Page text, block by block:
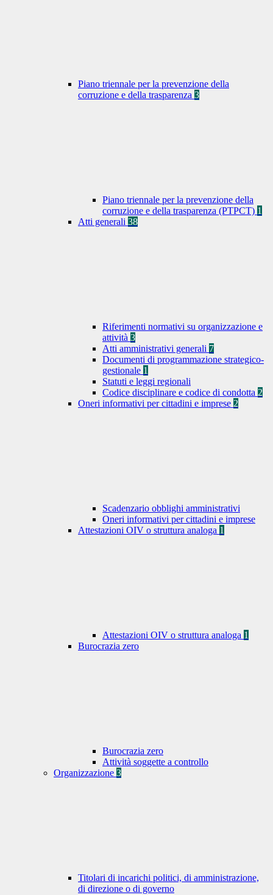
Piano triennale per la prevenzione della
corruzione e della trasparenza 3
Piano triennale per la prevenzione della
corruzione e della trasparenza (PTPCT) 1
Atti generali 38
Riferimenti normativi su organizzazione e
attività 3
Atti amministrativi generali 7
Documenti di programmazione strategico-
gestionale 1
Statuti e leggi regionali
Codice disciplinare e codice di condotta 2
Oneri informativi per cittadini e imprese 2
Scadenzario obblighi amministrativi
Oneri informativi per cittadini e imprese
Attestazioni OIV o struttura analoga 1
Attestazioni OIV o struttura analoga 1
Burocrazia zero
Burocrazia zero
Attività soggette a controllo
Organizzazione 3
Titolari di incarichi politici, di amministrazione,
di direzione o di governo